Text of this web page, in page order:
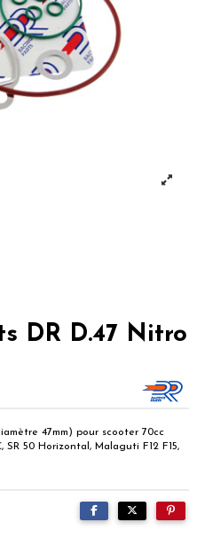
DR D.47 Nitro
47mm) pour scooter 70cc
SR 50 Horizontal, Malaguti F12 F15,